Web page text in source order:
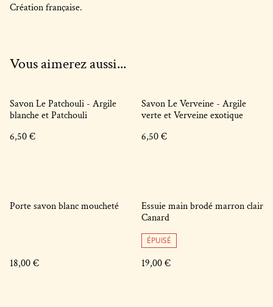
Création française.
Vous aimerez aussi...
Savon Le Patchouli - Argile
blanche et Patchouli
6,50 €
Savon Le Verveine - Argile
verte et Verveine exotique
6,50 €
Porte savon blanc moucheté
18,00 €
Essuie main brodé marron clair
Canard
ÉPUISÉ
19,00 €